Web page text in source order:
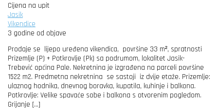
Cijena na upit
Jasik
Vikendice
3 godine od objave
Prodaje se lijepo uređena vikendica, površine 33 m², spratnosti
Prizemlje (P) + Potkrovlje (Pk) sa podrumom, lokalitet Jasik-
Trebević općina Pale. Nekretnina je izgrađena na parceli površine
1522 m2. Predmetna nekretnina se sastoji iz dvije etaže. Prizemlje:
ulaznog hodnika, dnevnog boravka, kupatila, kuhinje i balkona.
Potkrovlje: Velike spavaće sobe i balkona s otvorenim pogledom.
Grijanje […]